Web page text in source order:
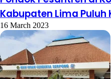
Kabupaten Lima Puluh
16 March 2023